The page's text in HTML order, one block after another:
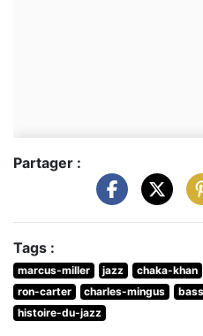
Partager :
Tags :
marcus-miller jazz chaka-khan
ron-carter
charles-mingus
histoire-du-jazz